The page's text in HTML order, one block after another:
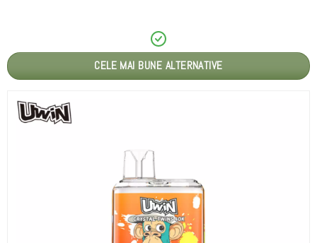
CELE MAI BUNE ALTERNATIVE